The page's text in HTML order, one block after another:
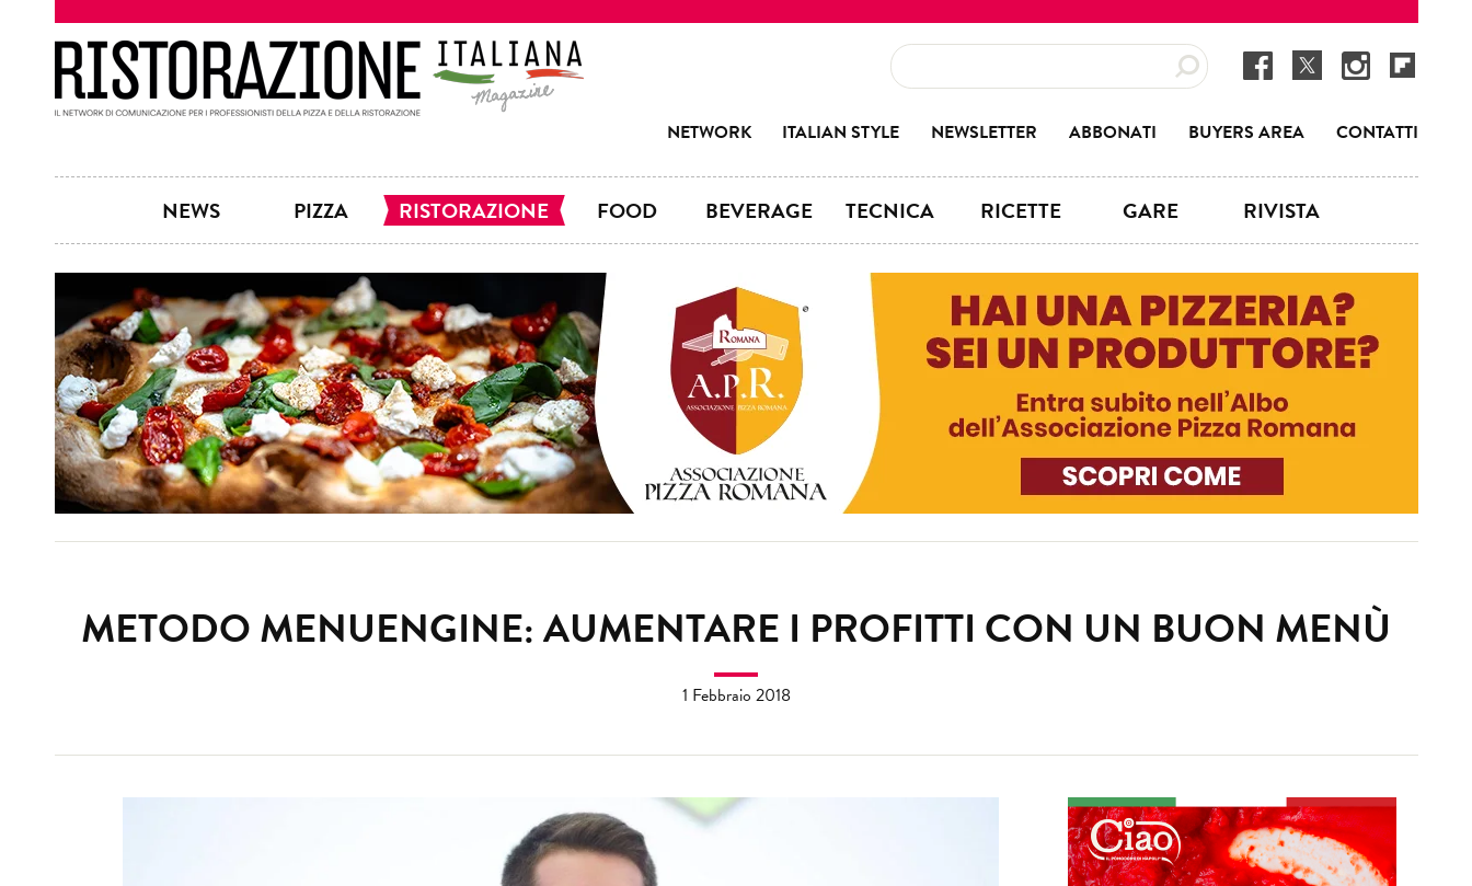
NETWORK ITALIAN STYLE NEWSLETTER ABBONATI BUYERS AREA CONTATTI
NEWS PIZZA RISTORAZIONE FOOD BEVERAGE TECNICA RICETTE GARE RIVISTA
METODO MENUENGINE: AUMENTARE I PROFITTI CON UN BUON MENÙ
1 Febbraio 2018